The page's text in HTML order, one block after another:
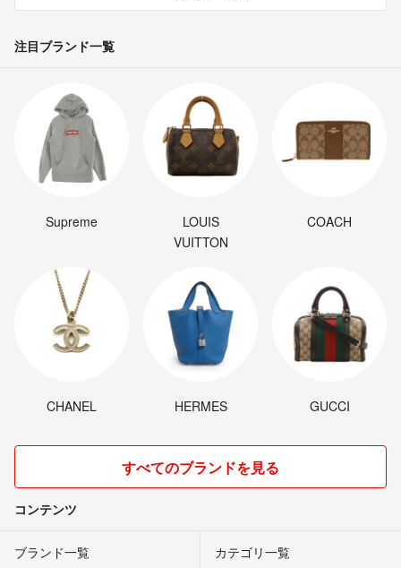
注目ブランド一覧
Supreme
LOUIS
VUITTON
COACH
CHANEL HERMES GUCCI
すべてのブランドを見る
コンテンツ
ブランド一覧 カテゴリ一覧